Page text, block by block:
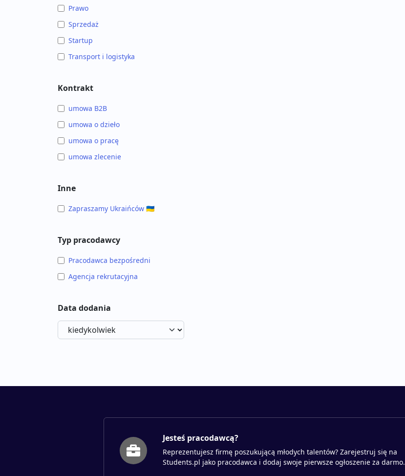
Prawo
Sprzedaż
Startup
Transport i logistyka
Kontrakt
umowa B2B
umowa o dzieło
umowa o pracę
umowa zlecenie
Inne
Zapraszamy Ukraińców 🇺🇦
Typ pracodawcy
Pracodawca bezpośredni
Agencja rekrutacyjna
Data dodania
Jesteś pracodawcą?
Reprezentujesz firmę poszukującą młodych talentów? Zarejestruj się na
Students.pl jako pracodawca i dodaj swoje pierwsze ogłoszenie za darmo.